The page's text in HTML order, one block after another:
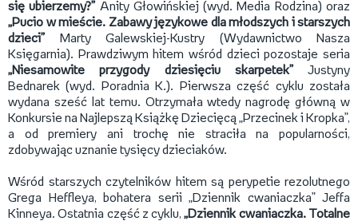
się ubierzemy?” Anity Głowińskiej (wyd. Media Rodzina) oraz
„Pucio w mieście. Zabawy językowe dla młodszych i starszych
dzieci” Marty Galewskiej-Kustry (Wydawnictwo Nasza
Księgarnia). Prawdziwym hitem wśród dzieci pozostaje seria
„Niesamowite przygody dziesięciu skarpetek”Justyny
Bednarek (wyd. Poradnia K.). Pierwsza część cyklu została
wydana sześć lat temu. Otrzymała wtedy nagrodę główną w
Konkursie na Najlepszą Książkę Dziecięcą „Przecinek i Kropka”,
a od premiery ani trochę nie straciła na popularności,
zdobywając uznanie tysięcy dzieciaków.
Wśród starszych czytelników hitem są perypetie rezolutnego
Grega Heffleya, bohatera serii „Dziennik cwaniaczka” Jeffa
Kinneya. Ostatnia część z cyklu, „Dziennik cwaniaczka. Totalne